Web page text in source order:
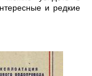
и редкие